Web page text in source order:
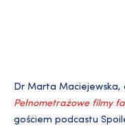
Dr Marta Maciejewska,
Pełnometrażowe filmy
gościem podcastu